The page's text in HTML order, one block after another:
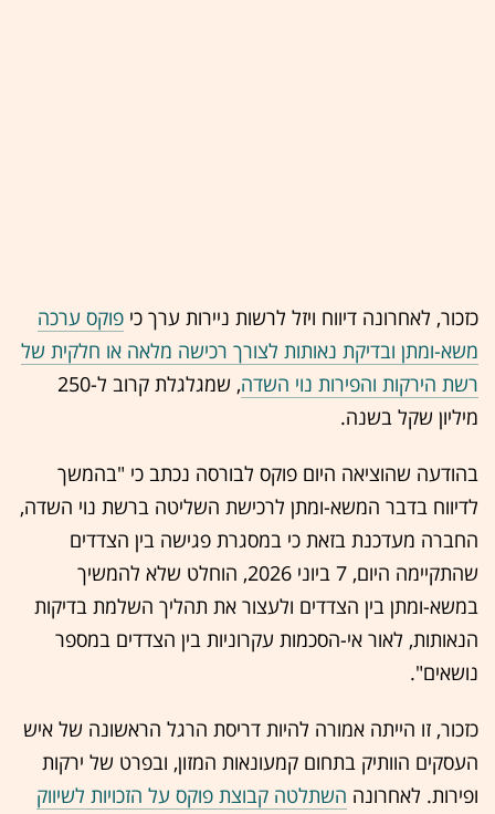
כזכור, לאחרונה דיווח ויזל לרשות ניירות ערך כי פוקס ערכה
משא-ומתן ובדיקת נאותות לצורך רכישה מלאה או חלקית של
רשת הירקות והפירות נוי השדה
, שמגלגלת קרוב ל-250
מיליון שקל בשנה.
בהודעה שהוציאה היום פוקס לבורסה נכתב כי "בהמשך
לדיווח בדבר המשא-ומתן לרכישת השליטה ברשת נוי השדה,
החברה מעדכנת בזאת כי במסגרת פגישה בין הצדדים
שהתקיימה היום, 7 ביוני 2026, הוחלט שלא להמשיך
במשא-ומתן בין הצדדים ולעצור את תהליך השלמת בדיקות
הנאותות, לאור אי-הסכמות עקרוניות בין הצדדים במספר
נושאים".
כזכור, זו הייתה אמורה להיות דריסת הרגל הראשונה של איש
העסקים הוותיק בתחום קמעונאות המזון, ובפרט של ירקות
ופירות. לאחרונה השתלטה קבוצת פוקס על הזכויות לשיווק